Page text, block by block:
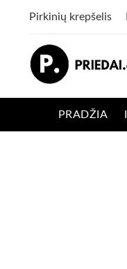
Pirkinių krepšelis
PRADŽIA